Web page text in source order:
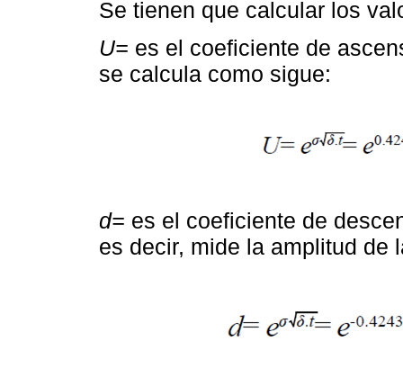
Se tienen que calcular los
U= es el coeficiente de
se calcula como sigue:
d= es el coeficiente de
es decir, mide la amplitud de